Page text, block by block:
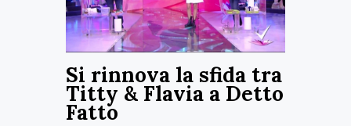
Si rinnova la sfida tra
Titty & Flavia a Detto
Fatto